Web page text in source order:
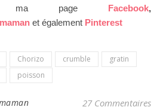
ma page Facebook,
et également Pinterest
Chorizo crumble
gratin
poisson
27 Commentaires